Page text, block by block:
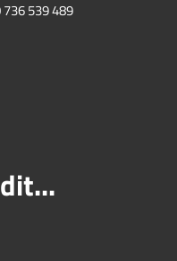
736 539 489